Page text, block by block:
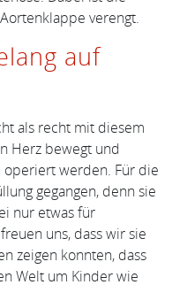
verengt.
auf
als recht mit diesem
Herz bewegt und
operiert werden. Für die
gegangen, denn sie
nur etwas für
uns, dass wir sie
zeigen konnten, dass
Welt um Kinder wie